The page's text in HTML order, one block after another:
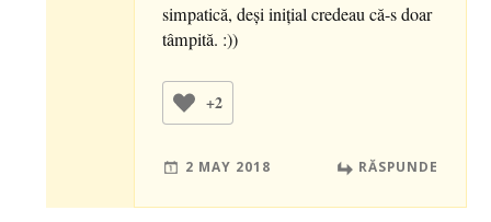
simpatică, deși inițial credeau că-s doar
tâmpită. :))
+2
2 MAY 2018 RĂSPUNDE